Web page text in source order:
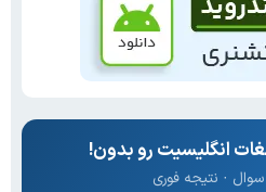
انگلیسیت رو بدون!